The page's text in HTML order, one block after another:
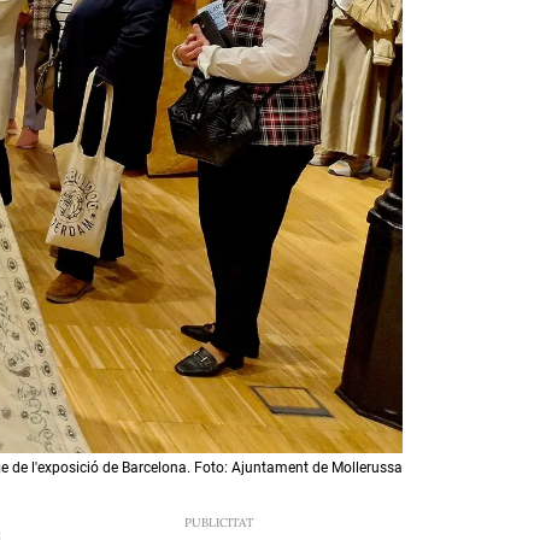
de l'exposició de Barcelona. Foto: Ajuntament de Mollerussa